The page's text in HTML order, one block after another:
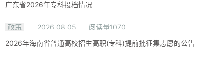
广东省2026年专科投档情况
政策 2026.08.05
阅读量1070
2026年海南省普通高校招生高职(专科)提前批征集志愿的公告